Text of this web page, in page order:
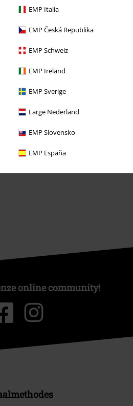
EMP Italia
EMP Česká Republika
EMP Schweiz
EMP Ireland
EMP Sverige
Large Nederland
EMP Slovensko
EMP España
online community!